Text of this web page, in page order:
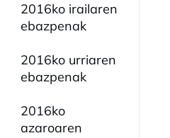
2016ko irailaren
ebazpenak
2016ko urriaren
ebazpenak
2016ko
azaroaren